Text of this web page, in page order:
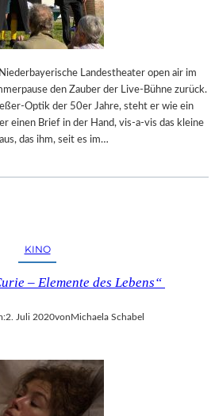
I
I
Landestheater open air im
den Zauber der Live-Bühne zurück.
Optik der 50er Jahre, steht er wie ein
einen Brief in der Hand, vis-a-vis das kleine
das ihm, seit es im…
KINO
– Elemente des Lebens“
2. Juli 2020vonMichaela Schabel